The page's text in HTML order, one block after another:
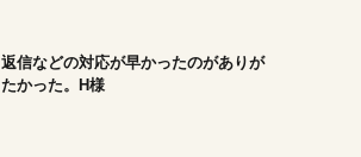
返信などの対応が早かったのがありが
たかった。H様